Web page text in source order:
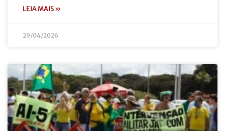
LEIA MAIS »
29/04/2026